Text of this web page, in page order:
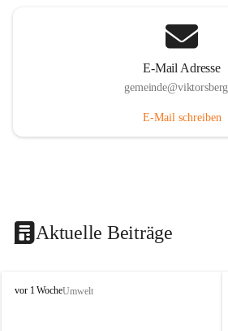
E-Mail Adresse
E-Mail schreiben
Aktuelle Beiträge
V
vor 1 WocheUmwelt